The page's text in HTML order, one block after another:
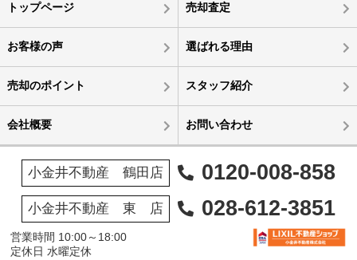
トップページ 売却査定
お客様の声 選ばれる理由
売却のポイント スタッフ紹介
会社概要 お問い合わせ
小金井不動産 鶴田店 0120-008-858
小金井不動産 東 店 028-612-3851
営業時間 10:00～18:00
定休日 水曜定休